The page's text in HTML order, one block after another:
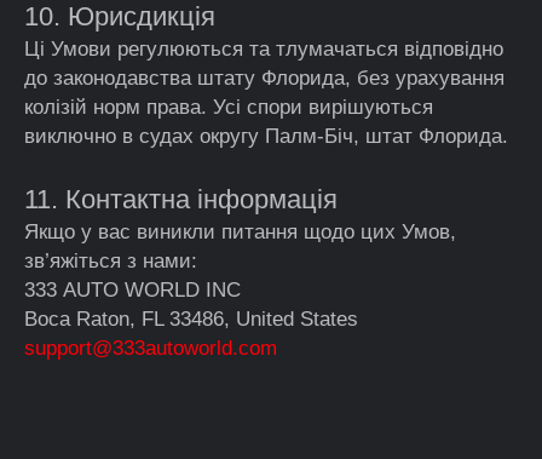
10. Юрисдикція
Ці Умови регулюються та тлумачаться відповідно
до законодавства штату Флорида, без урахування
колізій норм права. Усі спори вирішуються
виключно в судах округу Палм-Біч, штат Флорида.
11. Контактна інформація
Якщо у вас виникли питання щодо цих Умов,
зв’яжіться з нами:
333 AUTO WORLD INC
Boca Raton, FL 33486, United States
support@333autoworld.com